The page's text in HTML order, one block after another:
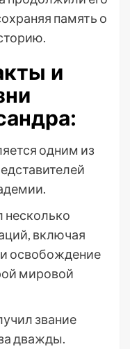
память о
и
одним из
несколько
включая
освобождение
мировой
звание
дважды.